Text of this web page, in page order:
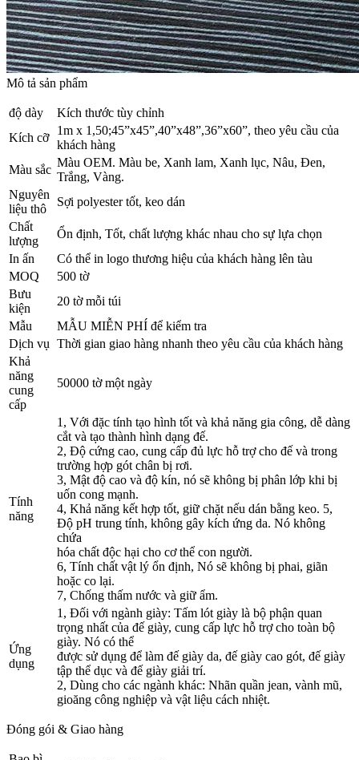
Mô tả sản phẩm
độ dày
Kích thước tùy chỉnh
Kích cỡ
1m x 1,50;45”x45”,40”x48”,36”x60”, theo yêu cầu của
khách hàng
Màu sắc
Màu OEM. Màu be, Xanh lam, Xanh lục, Nâu, Đen,
Trắng, Vàng.
Nguyên
liệu thô
Sợi polyester tốt, keo dán
Chất
lượng
Ổn định, Tốt, chất lượng khác nhau cho sự lựa chọn
In ấn
Có thể in logo thương hiệu của khách hàng lên tàu
MOQ
500 tờ
Bưu
kiện
20 tờ mỗi túi
Mẫu
MẪU MIỄN PHÍ để kiểm tra
Dịch vụ Thời gian giao hàng nhanh theo yêu cầu của khách hàng
Khả
năng
cung
cấp
50000 tờ một ngày
Tính
năng
1, Với đặc tính tạo hình tốt và khả năng gia công, dễ dàng
cắt và tạo thành hình dạng đế.
2, Độ cứng cao, cung cấp đủ lực hỗ trợ cho đế và trong
trường hợp gót chân bị rơi.
3, Mật độ cao và độ kín, nó sẽ không bị phân lớp khi bị
uốn cong mạnh.
4, Khả năng kết hợp tốt, giữ chặt nếu dán bằng keo. 5,
Độ pH trung tính, không gây kích ứng da. Nó không
chứa
hóa chất độc hại cho cơ thể con người.
6, Tính chất vật lý ổn định, Nó sẽ không bị phai, giãn
hoặc co lại.
7, Chống thấm nước và giữ ẩm.
Ứng
dụng
1, Đối với ngành giày: Tấm lót giày là bộ phận quan
trọng nhất của đế giày, cung cấp lực hỗ trợ cho toàn bộ
giày. Nó có thể
được sử dụng để làm đế giày da, đế giày cao gót, đế giày
tập thể dục và đế giày giải trí.
2, Dùng cho các ngành khác: Nhãn quần jean, vành mũ,
gioăng công nghiệp và vật liệu cách nhiệt.
Đóng gói & Giao hàng